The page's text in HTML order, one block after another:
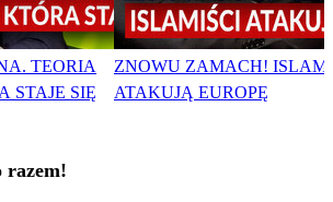
TEORIA
STAJE SIĘ
ZNOWU ZAMACH!
ATAKUJĄ EUROPĘ
razem!